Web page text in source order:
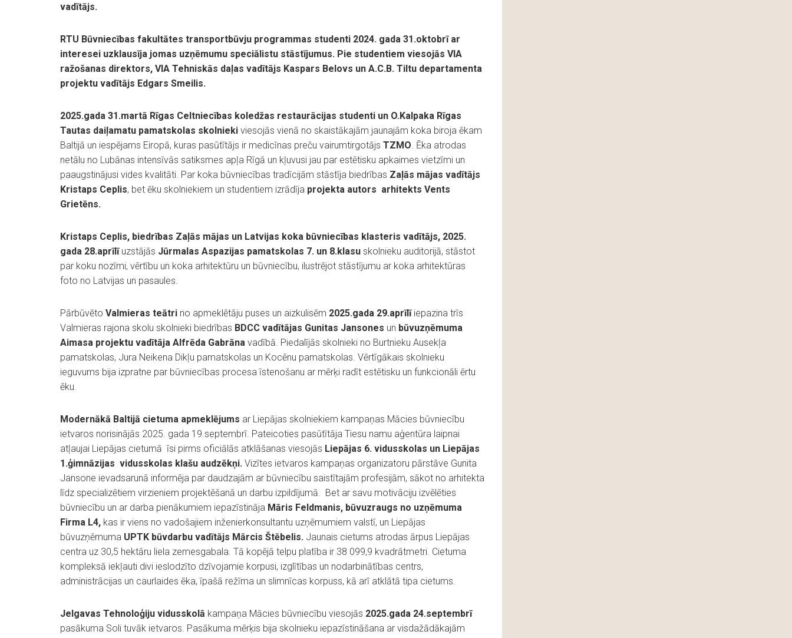
vadītājs.
RTU Būvniecības fakultātes transportbūvju programmas studenti 2024. gada 31.oktobrī ar
interesei uzklausīja jomas uzņēmumu speciālistu stāstījumus. Pie studentiem viesojās VIA
ražošanas direktors, VIA Tehniskās daļas vadītājs Kaspars Belovs un A.C.B. Tiltu departamenta
projektu vadītājs Edgars Smeilis.
2025.gada 31.martā Rīgas Celtniecības koledžas restaurācijas studenti un O.Kalpaka Rīgas
Tautas daiļamatu pamatskolas skolnieki viesojās vienā no skaistākajām jaunajām koka biroja ēkam
Baltijā un iespējams Eiropā, kuras pasūtītājs ir medicīnas preču vairumtirgotājs TZMO . Ēka atrodas
netālu no Lubānas intensīvās satiksmes apļa Rīgā un kļuvusi jau par estētisku apkaimes vietzīmi un
paaugstinājusi vides kvalitāti. Par koka būvniecības tradīcijām stāstīja biedrības Zaļās mājas vadītājs
Kristaps Ceplis, bet ēku skolniekiem un studentiem izrādīja projekta autors arhitekts Vents
Grietēns.
Kristaps Ceplis, biedrības Zaļās mājas un Latvijas koka būvniecības klasteris vadītājs, 2025.
gada 28.aprīlīuzstājās Jūrmalas Aspazijas pamatskolas 7. un 8.klasu skolnieku auditorijā, stāstot
par koku nozīmi, vērtību un koka arhitektūru un būvniecību, ilustrējot stāstījumu ar koka arhitektūras
foto no Latvijas un pasaules.
Pārbūvēto Valmieras teātri no apmeklētāju puses un aizkulisēm 2025.gada 29.aprīlīiepazina trīs
Valmieras rajona skolu skolnieki biedrības BDCC vadītājas Gunitas Jansones un būvuzņēmuma
Aimasa projektu vadītāja Alfrēda Gabrāna vadībā. Piedalījās skolnieki no Burtnieku Ausekļa
pamatskolas, Jura Neikena Dikļu pamatskolas un Kocēnu pamatskolas. Vērtīgākais skolnieku
ieguvums bija izpratne par būvniecības procesa īstenošanu ar mērķi radīt estētisku un funkcionāli ērtu
ēku.
Modernākā Baltijā cietuma apmeklējums ar Liepājas skolniekiem kampaņas Mācies būvniecību
ietvaros norisinājās 2025. gada 19.septembrī. Pateicoties pasūtītāja Tiesu namu aģentūra laipnai
atļaujai Liepājas cietumā īsi pirms oficiālās atklāšanas viesojās Liepājas 6. vidusskolas un Liepājas
1.ģimnāzijas vidusskolas klašu audzēkņi. Vizītes ietvaros kampaņas organizatoru pārstāve Gunita
Jansone ievadsarunā informēja par daudzajām ar būvniecību saistītajām profesijām, sākot no arhitekta
līdz specializētiem virzieniem projektēšanā un darbu izpildījumā. Bet ar savu motivāciju izvēlēties
būvniecību un ar darba pienākumiem iepazīstināja Māris Feldmanis, būvuzraugs no uzņēmuma
Firma L4, kas ir viens no vadošajiem inženierkonsultantu uzņēmumiem valstī, un Liepājas
būvuzņēmuma UPTK būvdarbu vadītājs Mārcis Štēbelis. Jaunais cietums atrodas ārpus Liepājas
centra uz 30,5 hektāru liela zemesgabala. Tā kopējā telpu platība ir 38 099,9 kvadrātmetri. Cietuma
kompleksā iekļauti divi ieslodzīto dzīvojamie korpusi, izglītības un nodarbinātības centrs,
administrācijas un caurlaides ēka, īpašā režīma un slimnīcas korpuss, kā arī atklātā tipa cietums.
Jelgavas Tehnoloģiju vidusskolā kampaņa Mācies būvniecību viesojās 2025.gada 24.septembrī
pasākuma Soli tuvāk ietvaros. Pasākuma mērķis bija skolnieku iepazīstināšana ar visdažādākajām